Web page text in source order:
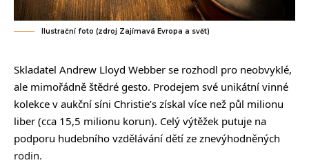
Ilustrační foto (zdroj Zajímavá Evropa a svět)
Skladatel Andrew Lloyd Webber se rozhodl pro neobvyklé,
ale mimořádně štědré gesto. Prodejem své unikátní vinné
kolekce v aukční síni Christie’s získal více než půl milionu
liber (cca 15,5 milionu korun). Celý výtěžek putuje na
podporu hudebního vzdělávání dětí ze znevýhodněných
rodin.